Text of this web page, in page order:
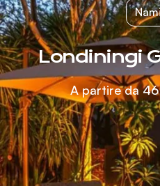
Londiningi
A partire da46